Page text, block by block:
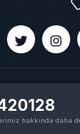
hakkında daha